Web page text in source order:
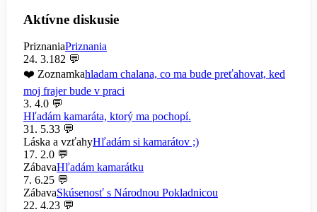
Aktívne diskusie
PriznaniaPriznania
24. 3.182 💬
❤️ Zoznamkahladam chalana, co ma bude preťahovat, ked
moj frajer bude v praci
3. 4.0 💬
Hľadám kamaráta, ktorý ma pochopí.
31. 5.33 💬
Láska a vzťahyHľadám si kamarátov ;)
17. 2.0 💬
ZábavaHľadám kamarátku
7. 6.25 💬
ZábavaSkúsenosť s Národnou Pokladnicou
22. 4.23 💬